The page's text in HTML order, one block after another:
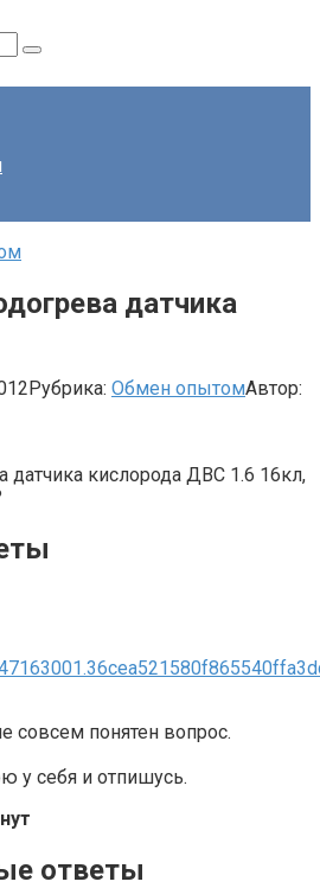
датчика
Рубрика: Обмен опытомАвтор:
датчика кислорода ДВС 1.6 16кл,
совсем понятен вопрос.
у себя и отпишусь.
ответы